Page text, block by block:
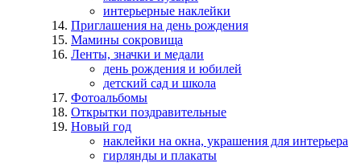
интерьерные наклейки
Приглашения на день рождения
Мамины сокровища
Ленты, значки и медали
день рождения и юбилей
детский сад и школа
Фотоальбомы
Открытки поздравительные
Новый год
наклейки на окна, украшения для интерьера
гирлянды и плакаты